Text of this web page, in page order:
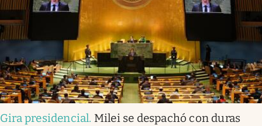
Gira presidencial. Milei se despachó con duras